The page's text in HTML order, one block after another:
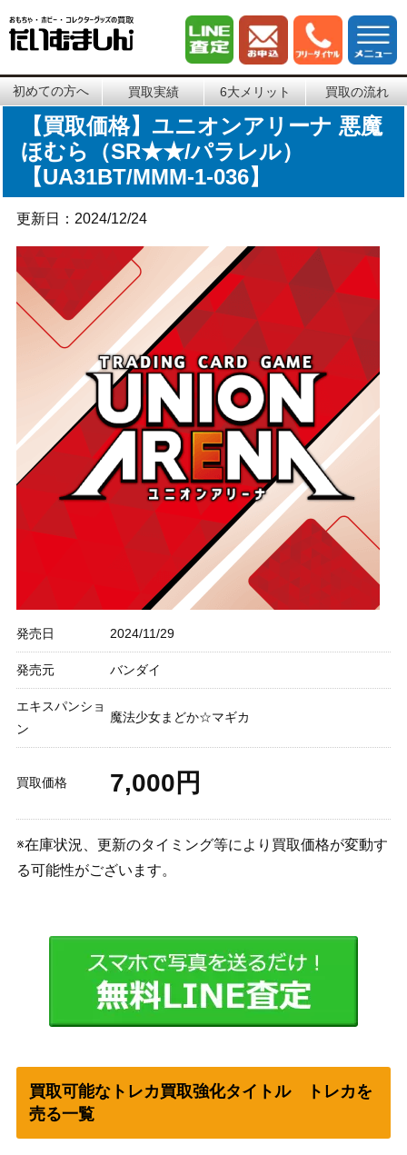
初めての方へ 買取実績 6大メリット 買取の流れ
【買取価格】ユニオンアリーナ 悪魔
ほむら（SR★★/パラレル）
【UA31BT/MMM-1-036】
更新日：2024/12/24
発売日 2024/11/29
発売元 バンダイ
エキスパンショ
ン
魔法少女まどか☆マギカ
買取価格 7,000円
※在庫状況、更新のタイミング等により買取価格が変動す
る可能性がございます。
買取可能なトレカ買取強化タイトル トレカを
売る一覧